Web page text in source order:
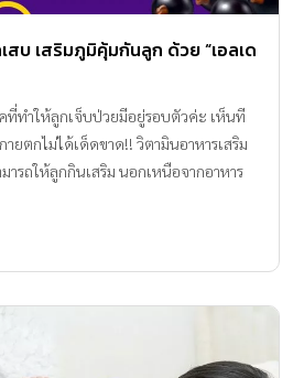
บ เสริมภูมิคุ้มกันลูก ด้วย “เอลเด
ที่ทำให้ลูกเจ็บป่วยมีอยู่รอบตัวค่ะ เห็นที
ยตกไม่ได้เด็ดขาด!! วิตามินอาหารเสริม
รถให้ลูกกินเสริม นอกเหนือจากอาหาร
กผลไม้มหัศจรรย์ “เอลเดอร์เบอร์รี่